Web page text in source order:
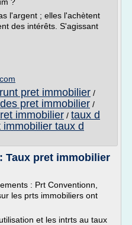
l'argent ; elles l'achètent
des intérêts. S'agissant
pret immobilier /
pret immobilier /
immobilier / taux d
immobilier taux d
Taux pret immobilier
: Prt Conventionn,
les prts immobiliers ont
et les intrts au taux